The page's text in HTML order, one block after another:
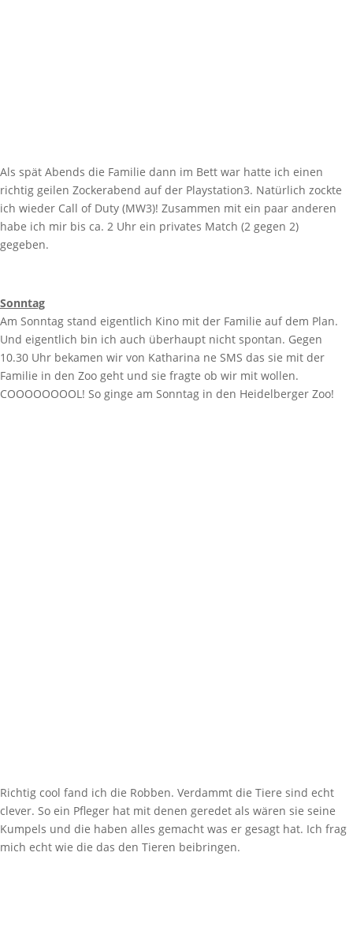
Als spät Abends die Familie dann im Bett war hatte ich einen
richtig geilen Zockerabend auf der Playstation3. Natürlich zockte
ich wieder Call of Duty (MW3)! Zusammen mit ein paar anderen
habe ich mir bis ca. 2 Uhr ein privates Match (2 gegen 2)
gegeben.
Sonntag
Am Sonntag stand eigentlich Kino mit der Familie auf dem Plan.
Und eigentlich bin ich auch überhaupt nicht spontan. Gegen
10.30 Uhr bekamen wir von Katharina ne SMS das sie mit der
Familie in den Zoo geht und sie fragte ob wir mit wollen.
COOOOOOOOL! So ginge am Sonntag in den Heidelberger Zoo!
Richtig cool fand ich die Robben. Verdammt die Tiere sind echt
clever. So ein Pfleger hat mit denen geredet als wären sie seine
Kumpels und die haben alles gemacht was er gesagt hat. Ich frag
mich echt wie die das den Tieren beibringen.